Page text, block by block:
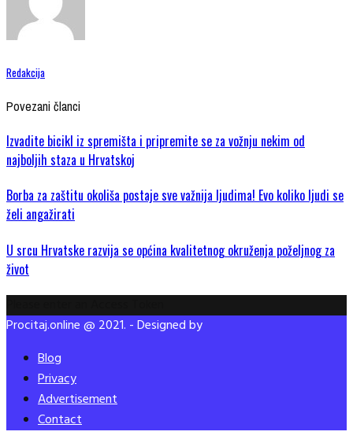
Redakcija
Povezani članci
Izvadite bicikl iz spremišta i pripremite se za vožnju nekim od
najboljih staza u Hrvatskoj
Borba za zaštitu okoliša postaje sve važnija ljudima! Evo koliko ljudi se
želi angažirati
U srcu Hrvatske razvija se općina kvalitetnog okruženja poželjnog za
život
Procitaj.online @ 2021. - Designed by
Blog
Privacy
Advertisement
Contact